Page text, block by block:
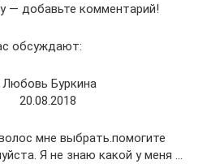
— добавьте комментарий!
обсуждают:
Любовь Буркина
20.08.2018
мне выбрать.помогите
Я не знаю какой у меня …